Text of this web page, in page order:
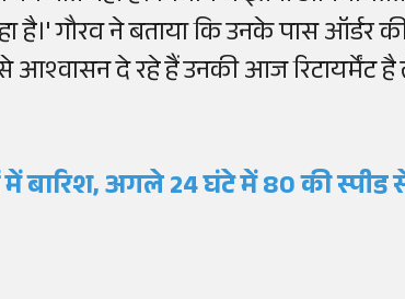
है।' गौरव ने बताया कि उनके पास ऑर्डर
आश्वासन दे रहे हैं उनकी आज रिटायर्मेंट
में बारिश, अगले 24 घंटे में 80 की